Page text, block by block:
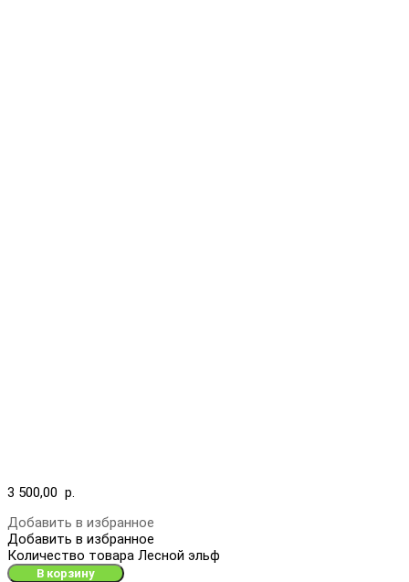
3 500,00 р.
Добавить в избранное
Добавить в избранное
Количество товара Лесной эльф
В корзину